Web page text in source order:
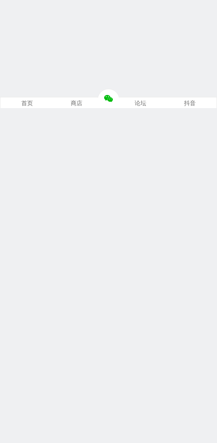
首页 商店 论坛 抖音